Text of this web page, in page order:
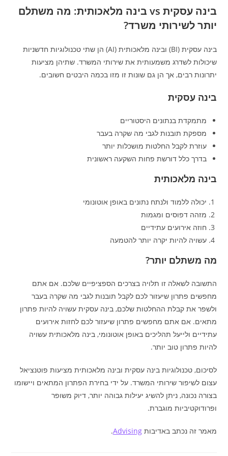
בינה עסקית vs בינה מלאכותית: מה משתלם
יותר לשירותי משרד?
בינה עסקית (BI) ובינה מלאכותית (AI) הן שתי טכנולוגיות חדשניות
שיכולות לשדרג משמעותית את שירותי המשרד. שתיהן מציעות
יתרונות רבים, אך הן גם שונות זו מזו בכמה היבטים חשובים.
בינה עסקית
מתמקדת בנתונים היסטוריים
מספקת תובנות לגבי מה שקרה בעבר
עוזרת לקבל החלטות מושכלות יותר
בדרך כלל דורשת פחות השקעה ראשונית
בינה מלאכותית
יכולה ללמוד ולנתח נתונים באופן אוטונומי
מזהה דפוסים ומגמות
חוזה אירועים עתידיים
עשויה להיות יקרה יותר להטמעה
מה משתלם יותר?
התשובה לשאלה זו תלויה בצרכים הספציפיים שלכם. אם אתם
מחפשים פתרון שיעזור לכם לקבל תובנות לגבי מה שקרה בעבר
ולשפר את קבלת ההחלטות שלכם, בינה עסקית עשויה להיות פתרון
מתאים. אם אתם מחפשים פתרון שיעזור לכם לחזות אירועים
עתידיים ולייעל תהליכים באופן אוטונומי, בינה מלאכותית עשויה
להיות פתרון טוב יותר.
לסיכום, טכנולוגיות בינה עסקית ובינה מלאכותית מציעות פוטנציאל
עצום לשיפור שירותי המשרד. על ידי בחירת הפתרון המתאים ויישומו
בצורה נכונה, ניתן להשיג יעילות גבוהה יותר, דיוק משופר
ופרודוקטיביות מוגברת.
מאמר זה נכתב באדיבותAdvising
.